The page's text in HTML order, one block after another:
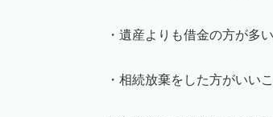
・遺産よりも借金の方が多
・相続放棄をした方がいい